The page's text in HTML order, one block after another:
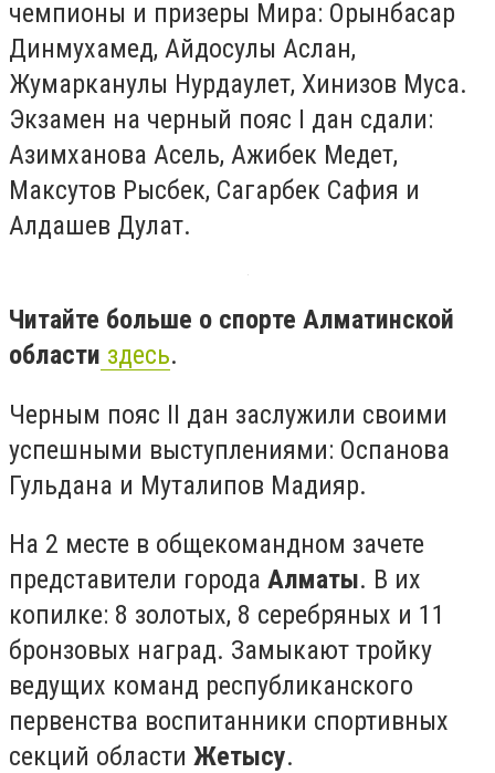
чемпионы и призеры Мира: Орынбасар
Динмухамед, Айдосулы Аслан,
Жумарканулы Нурдаулет, Хинизов Муса.
Экзамен на черный пояс I дан сдали:
Азимханова Асель, Ажибек Медет,
Максутов Рысбек, Сагарбек Сафия и
Алдашев Дулат.
Читайте больше о спорте Алматинской
области здесь.
Черным пояс II дан заслужили своими
успешными выступлениями: Оспанова
Гульдана и Муталипов Мадияр.
На 2 месте в общекомандном зачете
представители города Алматы. В их
копилке: 8 золотых, 8 серебряных и 11
бронзовых наград. Замыкают тройку
ведущих команд республиканского
первенства воспитанники спортивных
секций области Жетысу.